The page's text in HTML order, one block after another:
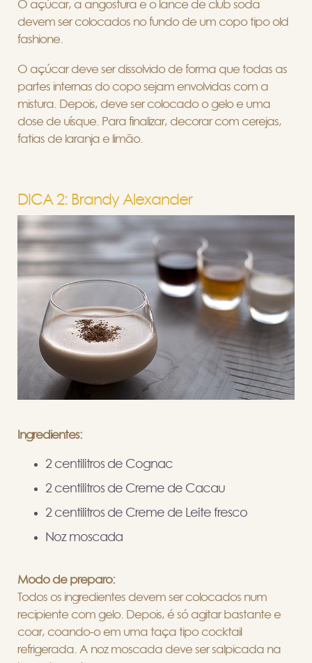
O açúcar, a angostura e o lance de club soda
devem ser colocados no fundo de um copo tipo old
fashione.
O açúcar deve ser dissolvido de forma que todas as
partes internas do copo sejam envolvidas com a
mistura. Depois, deve ser colocado o gelo e uma
dose de uísque. Para finalizar, decorar com cerejas,
fatias de laranja e limão.
DICA 2: Brandy Alexander
Ingredientes:
2 centilitros de Cognac
2 centilitros de Creme de Cacau
2 centilitros de Creme de Leite fresco
Noz moscada
Modo de preparo:
Todos os ingredientes devem ser colocados num
recipiente com gelo. Depois, é só agitar bastante e
coar, coando-o em uma taça tipo cocktail
refrigerada. A noz moscada deve ser salpicada na